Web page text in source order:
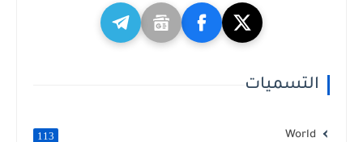
التسميات
World
113